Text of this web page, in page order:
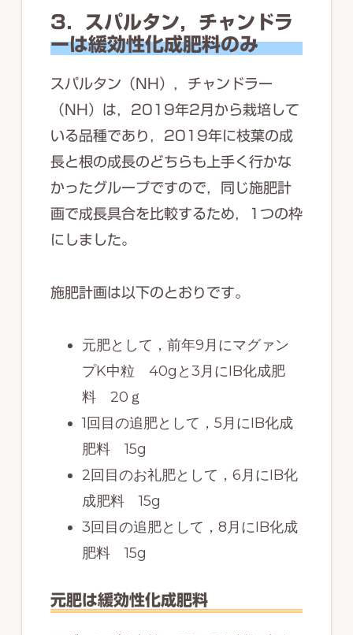
3．スパルタン，チャンドラ
ーは緩効性化成肥料のみ
スパルタン（NH），チャンドラー
（NH）は，2019年2月から栽培して
いる品種であり，2019年に枝葉の成
長と根の成長のどちらも上手く行かな
かったグループですので，同じ施肥計
画で成長具合を比較するため，1つの枠
にしました。
施肥計画は以下のとおりです。
元肥として，前年9月にマグァン
プK中粒 40gと3月にIB化成肥
料 20ｇ
1回目の追肥として，5月にIB化成
肥料 15g
2回目のお礼肥として，6月にIB化
成肥料 15g
3回目の追肥として，8月にIB化成
肥料 15g
元肥は緩効性化成肥料